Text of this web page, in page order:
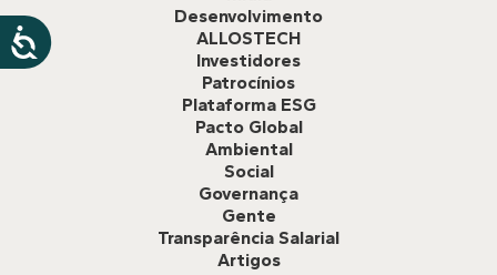
Desenvolvimento
ALLOSTECH
Investidores
Patrocínios
Plataforma ESG
Pacto Global
Ambiental
Social
Governança
Gente
Transparência Salarial
Artigos